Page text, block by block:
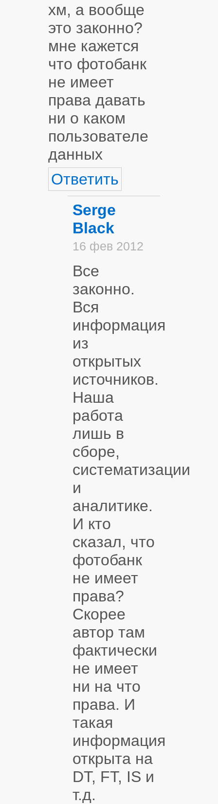
хм, а вообще
это законно?
мне кажется
что фотобанк
не имеет
права давать
ни о каком
пользователе
данных
Ответить
Serge
Black
16 фев 2012
Все
законно.
Вся
информация
из
открытых
источников.
Наша
работа
лишь в
сборе,
систематизации
и
аналитике.
И кто
сказал, что
фотобанк
не имеет
права?
Скорее
автор там
фактически
не имеет
ни на что
права. И
такая
информация
открыта на
DT, FT, IS и
т.д.